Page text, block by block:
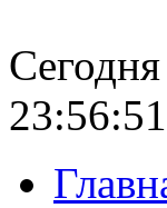
23:56:52